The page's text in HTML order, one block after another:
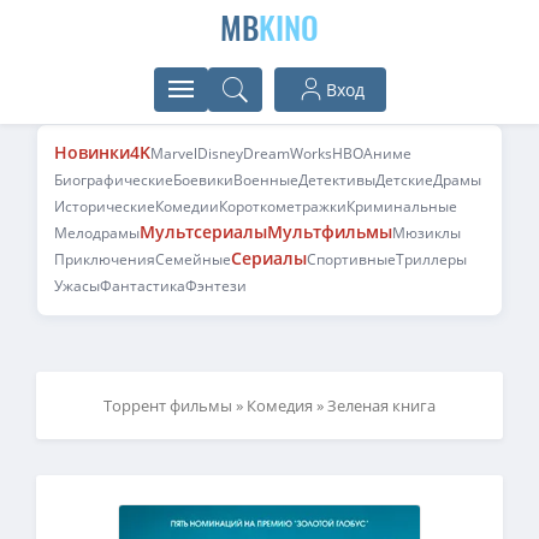
MBKINO
Вход
Новинки4KMarvelDisneyDreamWorksHBOАниме
БиографическиеБоевикиВоенныеДетективыДетскиеДрамы
ИсторическиеКомедииКороткометражкиКриминальные
МелодрамыМультсериалыМультфильмыМюзиклы
ПриключенияСемейныеСериалыСпортивныеТриллеры
УжасыФантастикаФэнтези
Торрент фильмы » Комедия » Зеленая книга